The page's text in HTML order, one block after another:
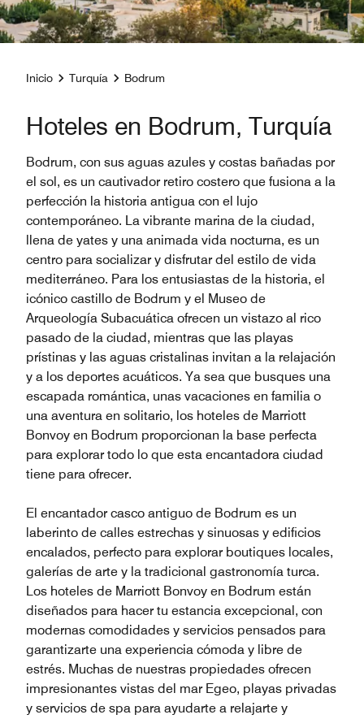
Inicio Turquía Bodrum
Hoteles en Bodrum, Turquía
Bodrum, con sus aguas azules y costas bañadas por
el sol, es un cautivador retiro costero que fusiona a la
perfección la historia antigua con el lujo
contemporáneo. La vibrante marina de la ciudad,
llena de yates y una animada vida nocturna, es un
centro para socializar y disfrutar del estilo de vida
mediterráneo. Para los entusiastas de la historia, el
icónico castillo de Bodrum y el Museo de
Arqueología Subacuática ofrecen un vistazo al rico
pasado de la ciudad, mientras que las playas
prístinas y las aguas cristalinas invitan a la relajación
y a los deportes acuáticos. Ya sea que busques una
escapada romántica, unas vacaciones en familia o
una aventura en solitario, los hoteles de Marriott
Bonvoy en Bodrum proporcionan la base perfecta
para explorar todo lo que esta encantadora ciudad
tiene para ofrecer.
El encantador casco antiguo de Bodrum es un
laberinto de calles estrechas y sinuosas y edificios
encalados, perfecto para explorar boutiques locales,
galerías de arte y la tradicional gastronomía turca.
Los hoteles de Marriott Bonvoy en Bodrum están
diseñados para hacer tu estancia excepcional, con
modernas comodidades y servicios pensados para
garantizarte una experiencia cómoda y libre de
estrés. Muchas de nuestras propiedades ofrecen
impresionantes vistas del mar Egeo, playas privadas
y servicios de spa para ayudarte a relajarte y